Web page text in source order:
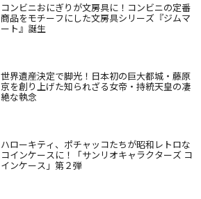
コンビニおにぎりが文房具に！コンビニの定番
商品をモチーフにした文房具シリーズ『ジムマ
ート』誕生
世界遺産決定で脚光！日本初の巨大都城・藤原
京を創り上げた知られざる女帝・持統天皇の凄
絶な執念
ハローキティ、ポチャッコたちが昭和レトロな
コインケースに！「サンリオキャラクターズ コ
インケース」第２弾